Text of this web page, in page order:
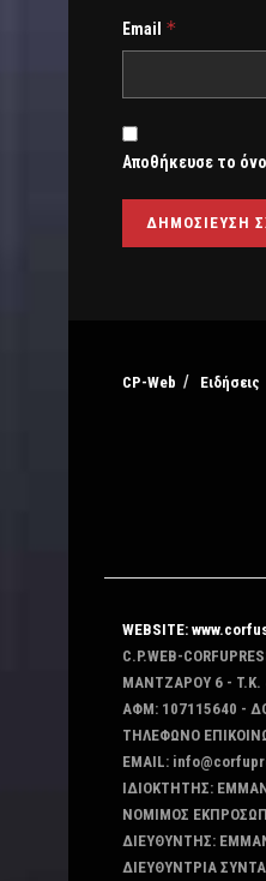
Email *
Αποθήκευσε το
CP-Web Ειδήσεις
WEBSITE:
C.P.WEB-
MANTZAΡΟΥ 6 -
ΑΦΜ: 107115640 -
ΤΗΛΕΦΩΝΟ
EMAIL:
ΙΔΙΟΚΤΗΤΗΣ:
ΝΟΜΙΜΟΣ
ΔΙΕΥΘΥΝΤΗΣ:
ΔΙΕΥΘΥΝΤΡΙΑ